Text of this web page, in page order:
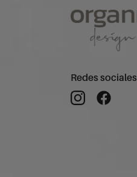
Redes sociales